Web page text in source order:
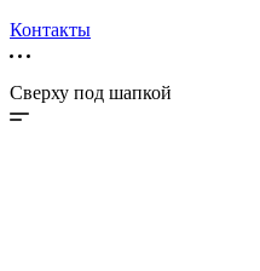
Контакты
Сверху под шапкой